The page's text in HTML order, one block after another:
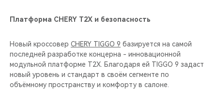
Платформа CHERY T2X и безопасность
Новый кроссовер CHERY TIGGO 9 базируется на самой
последней разработке концерна - инновационной
модульной платформе T2X. Благодаря ей TIGGO 9 задаcт
новый уровень и стандарт в своём сегменте по
объёмному пространству и комфорту в салоне.